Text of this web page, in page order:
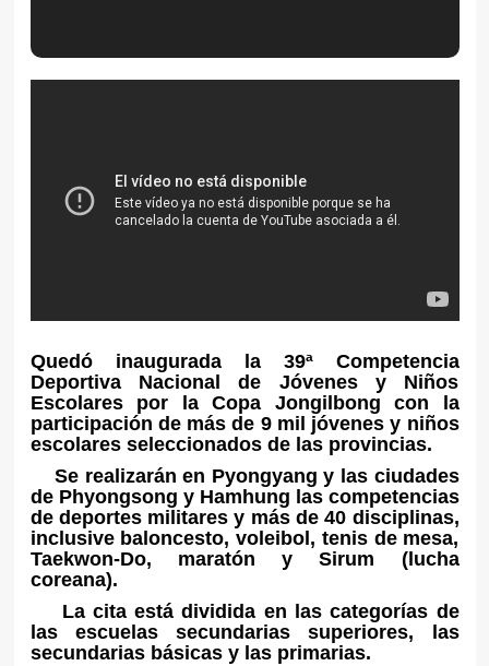
Quedó inaugurada la 39ª Competencia
Deportiva Nacional de Jóvenes y Niños
Escolares por la Copa Jongilbong con la
participación de más de 9 mil jóvenes y niños
escolares seleccionados de las provincias.
Se realizarán en Pyongyang y las ciudades
de Phyongsong y Hamhung las competencias
de deportes militares y más de 40 disciplinas,
inclusive baloncesto, voleibol, tenis de mesa,
Taekwon-Do, maratón y Sirum (lucha
coreana).
La cita está dividida en las categorías de
las escuelas secundarias superiores, las
secundarias básicas y las primarias.